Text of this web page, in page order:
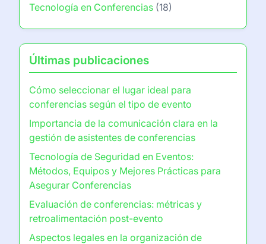
Tecnología en Conferencias (18)
Últimas publicaciones
Cómo seleccionar el lugar ideal para
conferencias según el tipo de evento
Importancia de la comunicación clara en la
gestión de asistentes de conferencias
Tecnología de Seguridad en Eventos:
Métodos, Equipos y Mejores Prácticas para
Asegurar Conferencias
Evaluación de conferencias: métricas y
retroalimentación post-evento
Aspectos legales en la organización de